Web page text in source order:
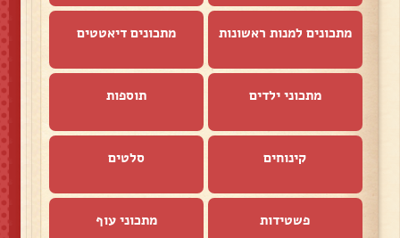
מתכונים למנות ראשונות מתכונים דיאטטים
מתכוני ילדים תוספות
קינוחים סלטים
פשטידות מתכוני עוף